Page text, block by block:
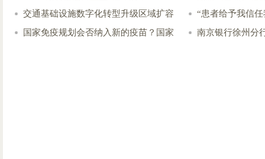
交通基础设施数字化转型升级区域扩容
“患者给予我信
国家免疫规划会否纳入新的疫苗？国家
南京银行徐州分